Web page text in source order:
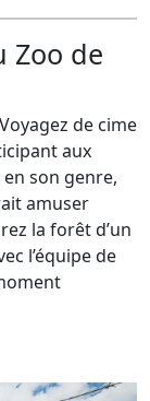
Zoo de
de cime
aux
son genre,
amuser
la forêt d’un
l’équipe de